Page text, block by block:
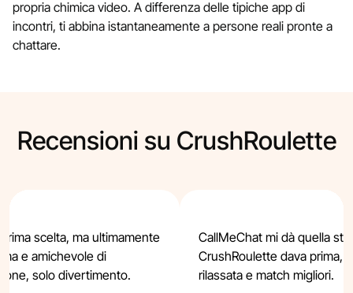
propria chimica video. A differenza delle tipiche app di
incontri, ti abbina istantaneamente a persone reali pronte a
chattare.
Recensioni su CrushRoulette
scelta, ma ultimamente
e amichevole di
solo divertimento.
CallMeChat mi dà quella
CrushRoulette dava prima,
rilassata e match migliori.